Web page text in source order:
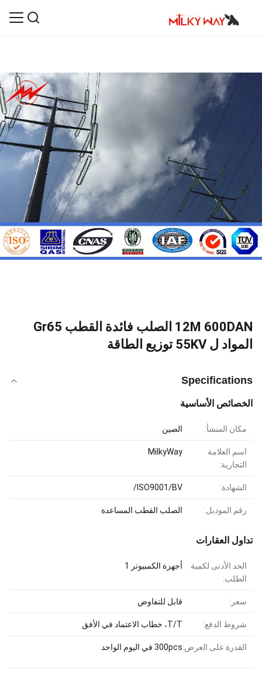
12M 600DAN الصلب فائدة القطب Gr65
المواد ل 55KV توزيع الطاقة
Specifications
الخصائص الأساسية
مكان المنشأ: الصين
اسم العلامة
التجارية:
MilkyWay
الشهادة: ISO9001/BV/
رقم الموديل: الصلب القطب المساعدة
تداول العقارات
الحد الأدنى لكمية
الطلب:
أجهزة الكمبيوتر 1
سعر: قابل للتفاوض
شروط الدفع: T/T، خطاب الاعتماد في الأفق
القدرة على العرض:300pcs في اليوم الواحد